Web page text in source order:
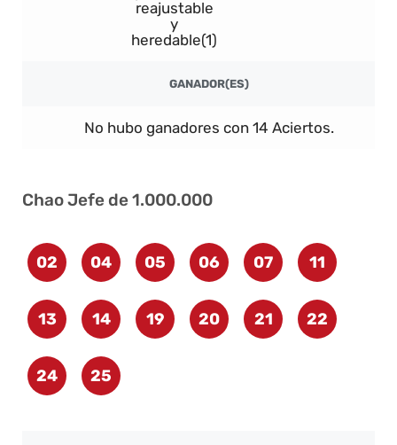
reajustable
y
heredable(1)
GANADOR(ES)
No hubo ganadores con 14 Aciertos.
Chao Jefe de 1.000.000
02 04 05 06 07 11
13 14 19 20 21 22
24 25